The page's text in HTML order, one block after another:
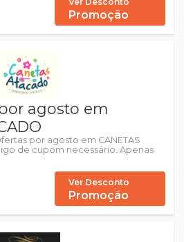
Promoção
agosto em
por agosto em CANETAS
de cupom necessário. Apenas
Ver Desconto
Promoção